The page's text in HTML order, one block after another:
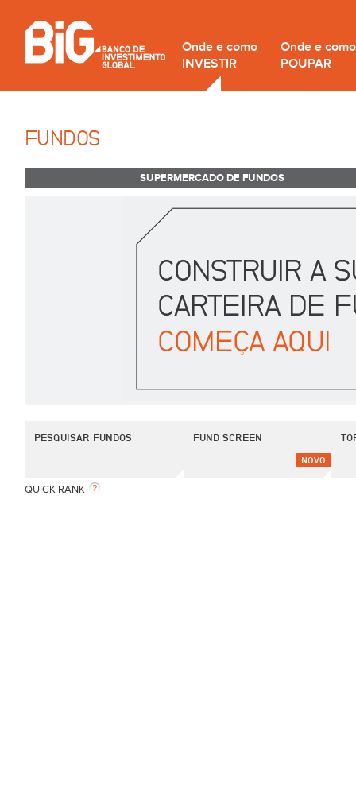
Onde e como
INVESTIR
Onde e como
POUPAR
FUNDOS
SUPERMERCADO DE FUNDOS
PESQUISAR FUNDOS FUND SCREEN
NOVO
QUICK RANK